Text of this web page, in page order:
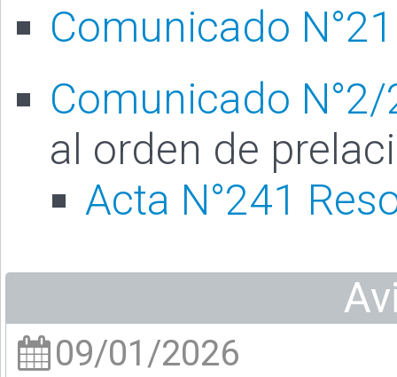
Comunicado
Comunicado
al orden de
Acta N°241
09/01/2026